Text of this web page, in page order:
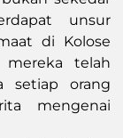
unsur
di Kolose
telah
setiap orang
mengenai